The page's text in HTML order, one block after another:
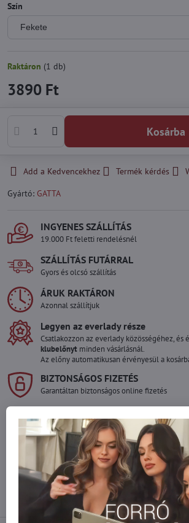
Szín
Raktáron (1 db)
3890 Ft
Kosárba
Add a Kedvencekhez Termék kérdés
Gyártó: GATTA
INGYENES SZÁLLÍTÁS
19.000 Ft feletti rendelésnél
SZÁLLÍTÁS FUTÁRRAL
Gyors és olcsó szállítás
ÁRUK RAKTÁRON
Azonnal szállítjuk
Legyen az everlady része
Csatlakozzon az everlady közösségéhez, és
klubelőnyt minden vásárlásnál.
Az előny automatikusan érvényesül a
BIZTONSÁGOS FIZETÉS
Garantáltan biztonságos online fizetés
Szeretne több terméket
amennyi raktáron van?
Ne habozzon kapcsolatba lépni velünk,
info​@everlady​.eu